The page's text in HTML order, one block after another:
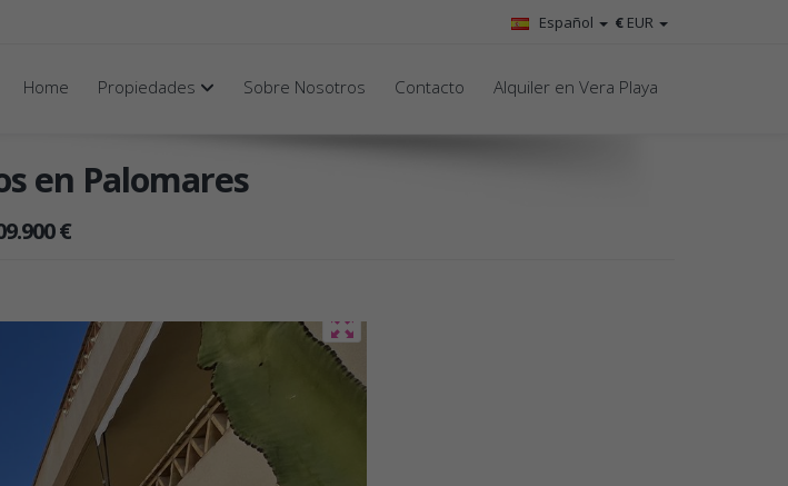
€ EUR
Español
Home Propiedades Sobre Nosotros Contacto Alquiler en Vera Playa
en Palomares
€